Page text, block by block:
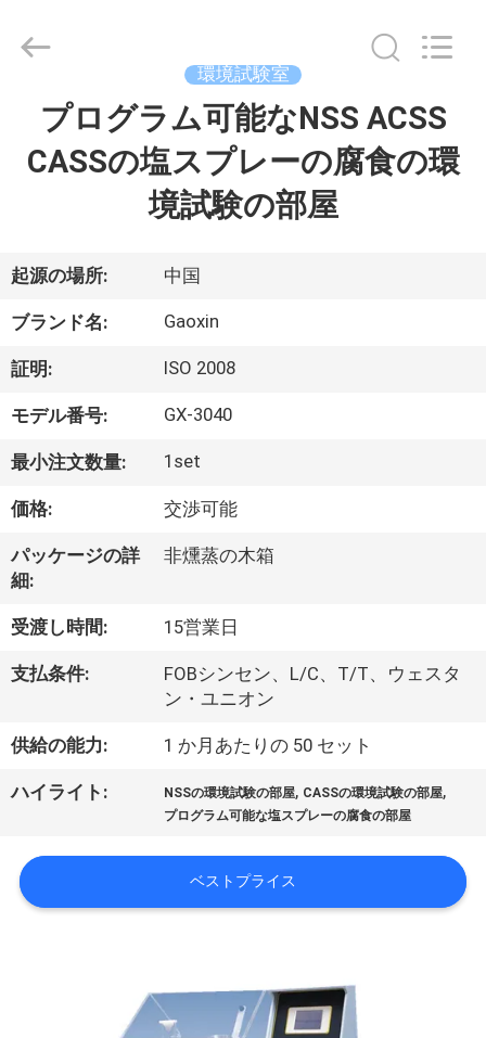
ダ
ク
ト
私
に
つ
い
て
工
場
行
Testing
Equipment
Developed
環境試験室
プログラム可能なNSS ACSS
CASSの塩スプレーの腐食の環
境試験の部屋
起源の場所: 中国
ブランド名: Gaoxin
証明: ISO 2008
モデル番号: GX-3040
最小注文数量: 1set
価格: 交渉可能
パッケージの詳
細:
非燻蒸の木箱
受渡し時間: 15営業日
支払条件:
FOBシンセン、L/C、T/T、ウェスタ
ン・ユニオン
供給の能力: 1 か月あたりの 50 セット
ハイライト: NSSの環境試験の部屋, CASSの環境試験の部屋,
プログラム可能な塩スプレーの腐食の部屋
ベストプライス